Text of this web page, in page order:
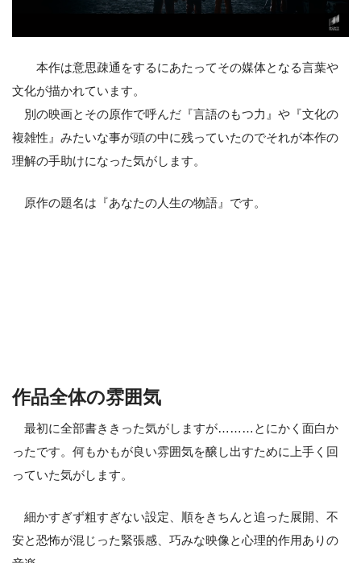
本作は意思疎通をするにあたってその媒体となる言葉や
文化が描かれています。
別の映画とその原作で呼んだ『言語のもつ力』や『文化の
複雑性』みたいな事が頭の中に残っていたのでそれが本作の
理解の手助けになった気がします。
原作の題名は『あなたの人生の物語』です。
作品全体の雰囲気
最初に全部書ききった気がしますが………とにかく面白か
ったです。何もかもが良い雰囲気を醸し出すために上手く回
っていた気がします。
細かすぎず粗すぎない設定、順をきちんと追った展開、不
安と恐怖が混じった緊張感、巧みな映像と心理的作用ありの